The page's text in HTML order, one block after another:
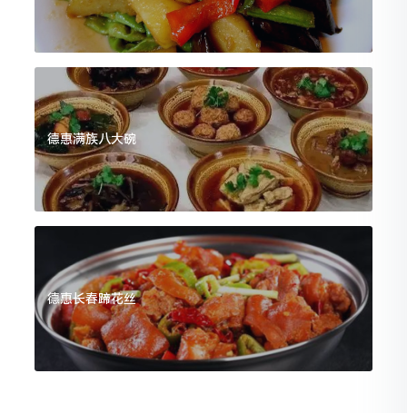
德惠满族八大碗
德惠长春蹄花丝